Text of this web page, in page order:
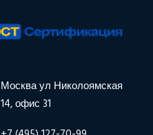
Москва ул Николоямская
14, офис 31